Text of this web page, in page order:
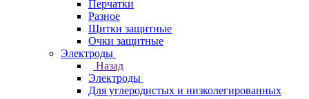
Перчатки
Разное
Щитки защитные
Очки защитные
Электроды
Назад
Электроды
Для углеродистых и низколегированных